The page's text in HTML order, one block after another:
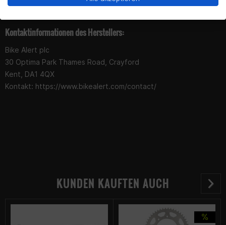
132 132 134
Kontaktinformationen des Herstellers:
Bike Alert plc
30 Optima Park Thames Road, Crayford
Kent, DA1 4QX
Kontakt: https://www.bikealert.com/contact/
KUNDEN KAUFTEN AUCH